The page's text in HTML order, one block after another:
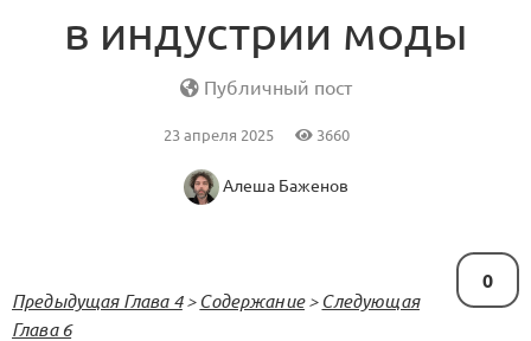
в индустрии моды
Публичный пост
23 апреля 2025 3660
Алеша Баженов
0
Предыдущая Глава 4> Содержание> Следующая
Глава 6